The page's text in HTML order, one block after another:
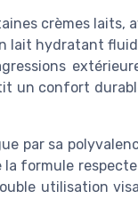
crèmes laits,
lait hydratant
un confort
par sa
formule
utilisation